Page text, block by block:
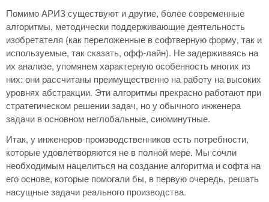
Помимо АРИЗ существуют и другие, более современные
алгоритмы, методически поддерживающие деятельность
изобретателя (как переложенные в софтверную форму, так и
используемые, так сказать, офф-лайн). Не задерживаясь на
их анализе, упомянем характерную особенность многих из
них: они рассчитаны преимущественно на работу на высоких
уровнях абстракции. Эти алгоритмы прекрасно работают при
стратегическом решении задач, но у обычного инженера
задачи в основном неглобальные, сиюминутные.
Итак, у инженеров-производственников есть потребности,
которые удовлетворяются не в полной мере. Мы сочли
необходимым нацелиться на создание алгоритма и софта на
его основе, которые помогали бы, в первую очередь, решать
насущные задачи реального производства.